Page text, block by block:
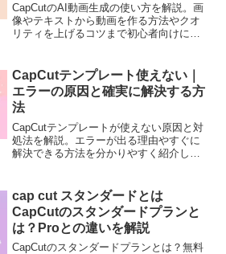
CapCutのAI動画生成の使い方を解説。画
像やテキストから動画を作る方法やクオ
リティを上げるコツまで初心者向けに説
CapCutテンプレート使えない｜
エラーの原因と確実に解決する方
法
CapCutテンプレートが使えない原因と対
処法を解説。エラーが出る理由やすぐに
解決できる方法を分かりやすく紹介しま
cap cut スタンダードとは
CapCutのスタンダードプランと
は？Proとの違いを解説
CapCutのスタンダードプランとは？無料